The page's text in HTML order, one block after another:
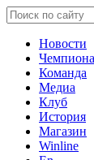
Новости
Команда
Медиа
Клуб
История
Магазин
Winline